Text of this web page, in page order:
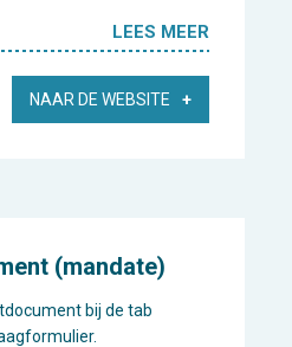
LEES MEER
NAAR DE WEBSITE
(mandate)
bij de tab